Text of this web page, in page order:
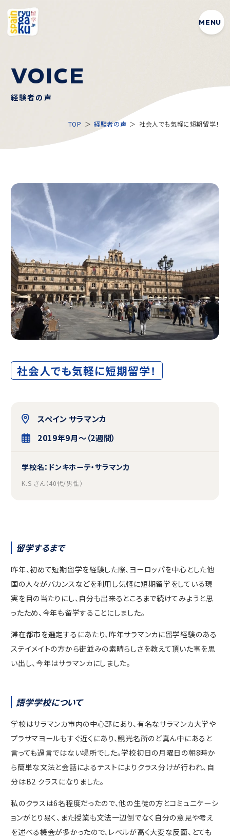
MENU
VOICE
経験者の声
TOP 経験者の声 社会人でも気軽に短期留学！
社会人でも気軽に短期留学！
スペイン サラマンカ
2019年9月〜（2週間）
学校名：ドンキホーテ・サラマンカ
K.S さん（40代/男性）
留学するまで
昨年、初めて短期留学を経験した際、ヨーロッパを中心とした他
国の人々がバカンスなどを利用し気軽に短期留学をしている現
実を目の当たりにし、自分も出来るところまで続けてみようと思
ったため、今年も留学することにしました。
滞在都市を選定するにあたり、昨年サラマンカに留学経験のある
ステイメイトの方から街並みの素晴らしさを教えて頂いた事を思
い出し、今年はサラマンカにしました。
語学学校について
学校はサラマンカ市内の中心部にあり、有名なサラマンカ大学や
プラサマヨールもすぐ近くにあり、観光名所のど真ん中にあると
言っても過言ではない場所でした。学校初日の月曜日の朝8時か
ら簡単な文法と会話によるテストによりクラス分けが行われ、自
分はB2 クラスになりました。
私のクラスは6名程度だったので、他の生徒の方とコミュニケーシ
ョンがとり易く、また授業も文法一辺倒でなく自分の意見や考え
を述べる機会が多かったので、レベルが高く大変な反面、とても